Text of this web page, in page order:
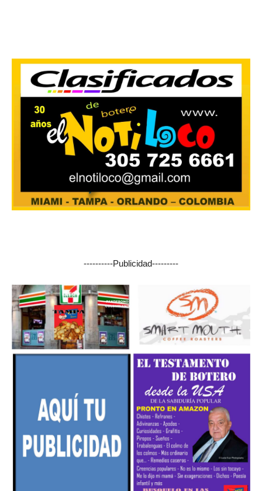
----------Publicidad---------